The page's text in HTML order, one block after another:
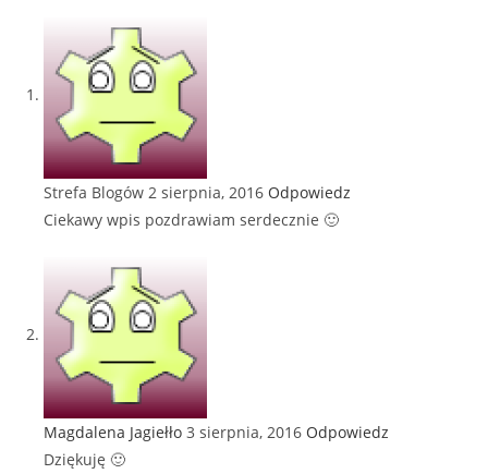
Strefa Blogów 2 sierpnia, 2016 Odpowiedz
Ciekawy wpis pozdrawiam serdecznie 🙂
Magdalena Jagiełło 3 sierpnia, 2016 Odpowiedz
Dziękuję 🙂